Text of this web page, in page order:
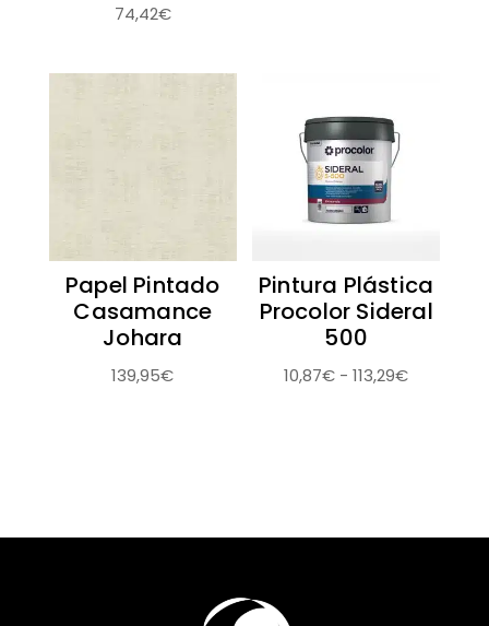
74,42€
Papel Pintado
Casamance
Johara
139,95€
Pintura Plástica
Procolor Sideral
500
10,87€ - 113,29€Rango
113,29€